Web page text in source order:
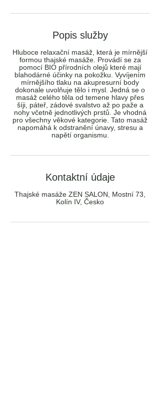
Popis služby
Hluboce relaxační masáž, která je mírnější
formou thajské masáže. Provádí se za
pomocí BIO přírodních olejů které mají
blahodárné účinky na pokožku. Vyvíjením
mírnějšího tlaku na akupresurní body
dokonale uvolňuje tělo i mysl. Jedná se o
masáž celého těla od temene hlavy přes
šíji, páteř, zádové svalstvo až po paže a
nohy včetně jednotlivých prstů. Je vhodná
pro všechny věkové kategorie. Tato masáž
napomáhá k odstranění únavy, stresu a
napětí organismu.
Kontaktní údaje
Thajské masáže ZEN SALON, Mostní 73,
Kolín IV, Česko